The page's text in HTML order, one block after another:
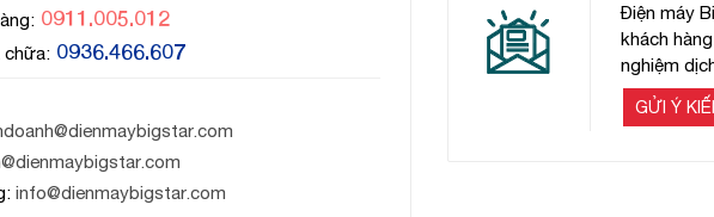
0911.005.012
chữa: 0936.466.607
info@dienmaybigstar.com
Điện máy
khách
nghiệm
GỬI Ý